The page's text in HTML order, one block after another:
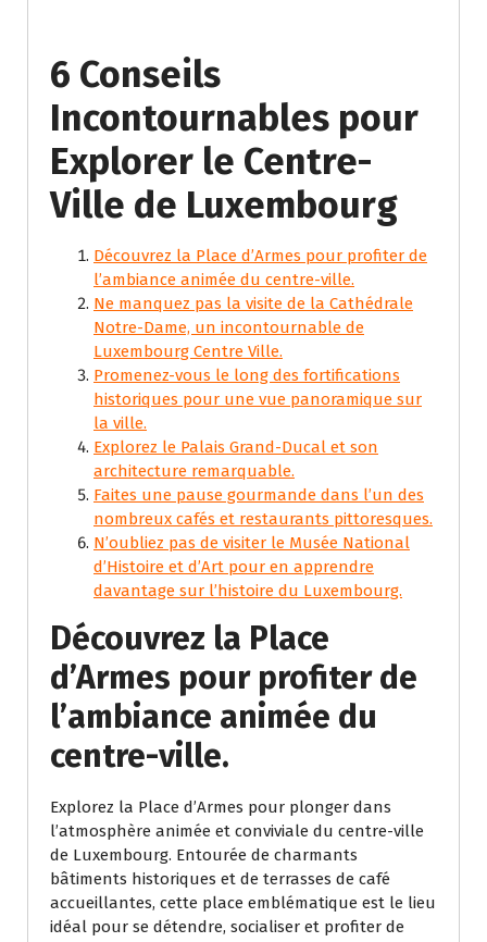
6 Conseils
Incontournables pour
Explorer le Centre-
Ville de Luxembourg
Découvrez la Place d’Armes pour profiter de
l’ambiance animée du centre-ville.
Ne manquez pas la visite de la Cathédrale
Notre-Dame, un incontournable de
Luxembourg Centre Ville.
Promenez-vous le long des fortifications
historiques pour une vue panoramique sur
la ville.
Explorez le Palais Grand-Ducal et son
architecture remarquable.
Faites une pause gourmande dans l’un des
nombreux cafés et restaurants pittoresques.
N’oubliez pas de visiter le Musée National
d’Histoire et d’Art pour en apprendre
davantage sur l’histoire du Luxembourg.
Découvrez la Place
d’Armes pour profiter de
l’ambiance animée du
centre-ville.
Explorez la Place d’Armes pour plonger dans
l’atmosphère animée et conviviale du centre-ville
de Luxembourg. Entourée de charmants
bâtiments historiques et de terrasses de café
accueillantes, cette place emblématique est le lieu
idéal pour se détendre, socialiser et profiter de